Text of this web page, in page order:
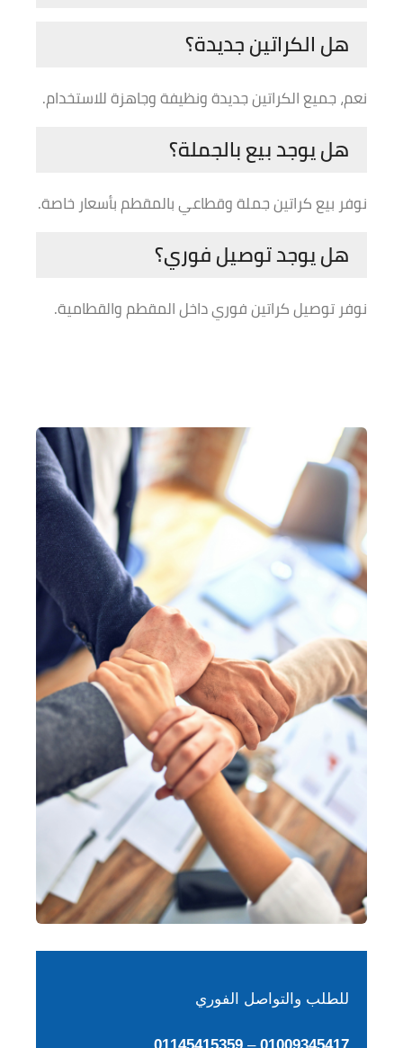
هل الكراتين جديدة؟
نعم، جميع الكراتين جديدة ونظيفة وجاهزة للاستخدام.
هل يوجد بيع بالجملة؟
نوفر بيع كراتين جملة وقطاعي بالمقطم بأسعار خاصة.
هل يوجد توصيل فوري؟
نوفر توصيل كراتين فوري داخل المقطم والقطامية.
للطلب والتواصل الفوري